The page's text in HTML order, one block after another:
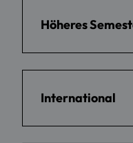
Höheres
International